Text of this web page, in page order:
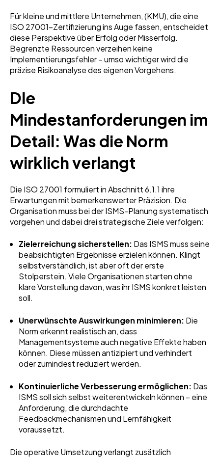
Für kleine und mittlere Unternehmen, (KMU), die eine
ISO 27001-Zertifizierung ins Auge fassen, entscheidet
diese Perspektive über Erfolg oder Misserfolg.
Begrenzte Ressourcen verzeihen keine
Implementierungsfehler – umso wichtiger wird die
präzise Risikoanalyse des eigenen Vorgehens.
Die
Mindestanforderungen im
Detail: Was die Norm
wirklich verlangt
Die ISO 27001 formuliert in Abschnitt 6.1.1 ihre
Erwartungen mit bemerkenswerter Präzision. Die
Organisation muss bei der ISMS-Planung systematisch
vorgehen und dabei drei strategische Ziele verfolgen:
Zielerreichung sicherstellen: Das ISMS muss seine
beabsichtigten Ergebnisse erzielen können. Klingt
selbstverständlich, ist aber oft der erste
Stolperstein. Viele Organisationen starten ohne
klare Vorstellung davon, was ihr ISMS konkret leisten
soll.
Unerwünschte Auswirkungen minimieren: Die
Norm erkennt realistisch an, dass
Managementsysteme auch negative Effekte haben
können. Diese müssen antizipiert und verhindert
oder zumindest reduziert werden.
Kontinuierliche Verbesserung ermöglichen: Das
ISMS soll sich selbst weiterentwickeln können – eine
Anforderung, die durchdachte
Feedbackmechanismen und Lernfähigkeit
voraussetzt.
Die operative Umsetzung verlangt zusätzlich